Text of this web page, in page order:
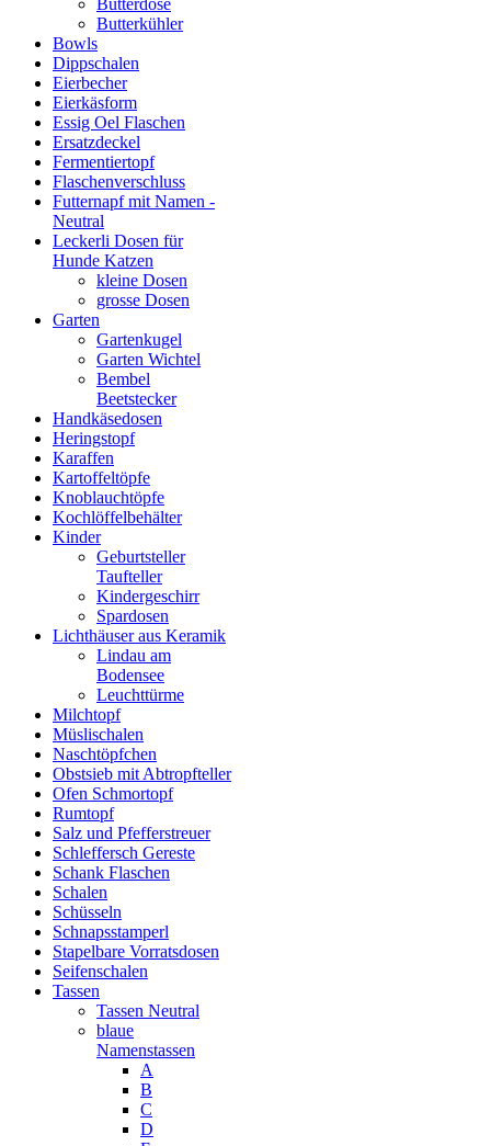
Butterdose
Butterkühler
Bowls
Dippschalen
Eierbecher
Eierkäsform
Essig Oel Flaschen
Ersatzdeckel
Fermentiertopf
Flaschenverschluss
Futternapf mit Namen -
Neutral
Leckerli Dosen für
Hunde Katzen
kleine Dosen
grosse Dosen
Garten
Gartenkugel
Garten Wichtel
Bembel
Beetstecker
Handkäsedosen
Heringstopf
Karaffen
Kartoffeltöpfe
Knoblauchtöpfe
Kochlöffelbehälter
Kinder
Geburtsteller
Taufteller
Kindergeschirr
Spardosen
Lichthäuser aus Keramik
Lindau am
Bodensee
Leuchttürme
Milchtopf
Müslischalen
Naschtöpfchen
Obstsieb mit Abtropfteller
Ofen Schmortopf
Rumtopf
Salz und Pfefferstreuer
Schleffersch Gereste
Schank Flaschen
Schalen
Schüsseln
Schnapsstamperl
Stapelbare Vorratsdosen
Seifenschalen
Tassen
Tassen Neutral
blaue
Namenstassen
A
B
C
D